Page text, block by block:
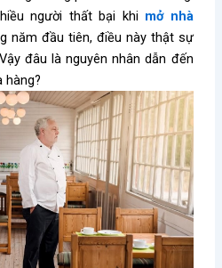
người thất bại khi mở nhà
năm đầu tiên, điều này thật sự
đâu là nguyên nhân dẫn đến
hàng?